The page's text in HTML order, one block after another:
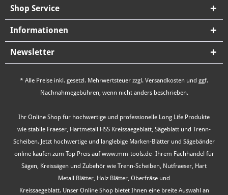
Shop Service
Informationen
Newsletter
* Alle Preise inkl. gesetzl. Mehrwertsteuer zzgl. Versandkosten und ggf.
Nachnahmegebühren, wenn nicht anders beschrieben.
Ihr Online Shop für hochwertige und professionelle Long Life Produkte
wie stabile Fraeser, Hartmetall HSS Kreissaegeblatt, Sägeblatt und Trenn-
Scheiben. Jetzt hochwertige und langlebige Marken-Blätter und Sägebänder
online kaufen zum Top Preis auf www.mm-tools.de- Ihrem Fachhandel für
Sägen, Kreissägen und Zubehör wie Trenn-Scheiben, Nutfraeser, Hart
Metall Blätter, Holz Blätter, Oberfräse und
Kreissaegeblatt. Unser Online Shop bietet Ihnen eine breite Auswahl an